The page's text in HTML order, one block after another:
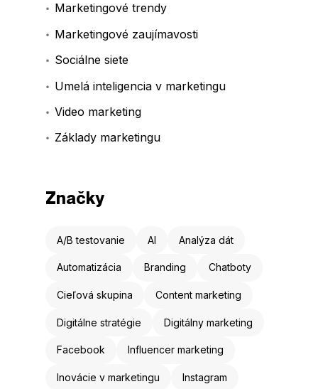
Marketingové trendy
Marketingové zaujímavosti
Sociálne siete
Umelá inteligencia v marketingu
Video marketing
Základy marketingu
Značky
A/B testovanie AI Analýza dát
Automatizácia Branding Chatboty
Cieľová skupina Content marketing
Digitálne stratégie Digitálny marketing
Facebook Influencer marketing
Inovácie v marketingu Instagram